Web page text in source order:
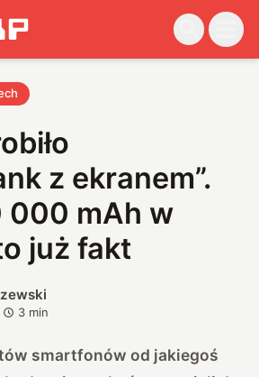
z ekranem”.
000 mAh w
już fakt
3 min
smartfonów od jakiegoś